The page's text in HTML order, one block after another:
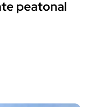
peatonal